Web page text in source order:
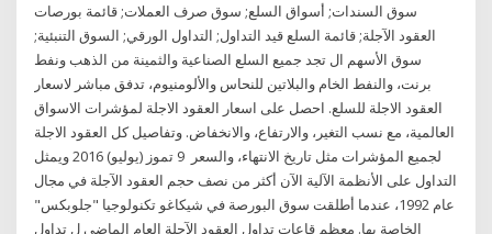
سوق السندات; أسواق السلع; سوق صرف العملات; قائمة بورصات
العقود الآجلة; قائمة السلع قيد التداول; التداول الورقي; السوق التنبئية;
سوق الأسهم ال تجد جميع السلع الصناعية والثمينة من الذهب ونفط
برنت، والنفط الخام والبلاتين للنحاس والألومنيوم، تدفق مباشر لاسعار
العقود الاجلة للسلع. احصل على اسعار العقود الاجلة لمؤشرات الاسواق
العالمية، مع نسب التغير، والارتفاع، والانخفاض. وتفاصيل كل العقود الاجلة
لجميع المؤشرات مثل تاريخ الانتهاء، والسعر 9 تموز (يوليو) 2016 ويمثل
التداول على الأنظمة الآلية الآن أكثر من نصف حجم العقود الآجلة في مجال
عام 1992، عندما أطلقت سوق البورصة في شيكاغو تكنولوجيا "جلوبكس"
الخاصة بها. معظم قاعات تداول العقود الآجلة العام الماضي ل تداول